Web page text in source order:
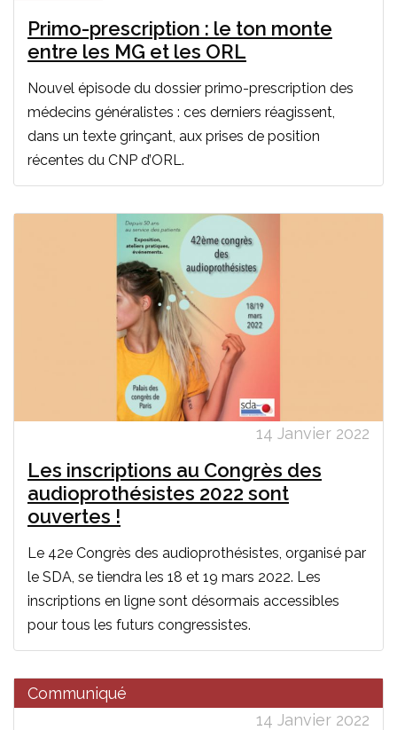
Primo-prescription : le ton monte
entre les MG et les ORL
Nouvel épisode du dossier primo-prescription des
médecins généralistes : ces derniers réagissent,
dans un texte grinçant, aux prises de position
récentes du CNP d’ORL.
14 Janvier 2022
Les inscriptions au Congrès des
audioprothésistes 2022 sont
ouvertes !
Le 42e Congrès des audioprothésistes, organisé par
le SDA, se tiendra les 18 et 19 mars 2022. Les
inscriptions en ligne sont désormais accessibles
pour tous les futurs congressistes.
Communiqué
14 Janvier 2022